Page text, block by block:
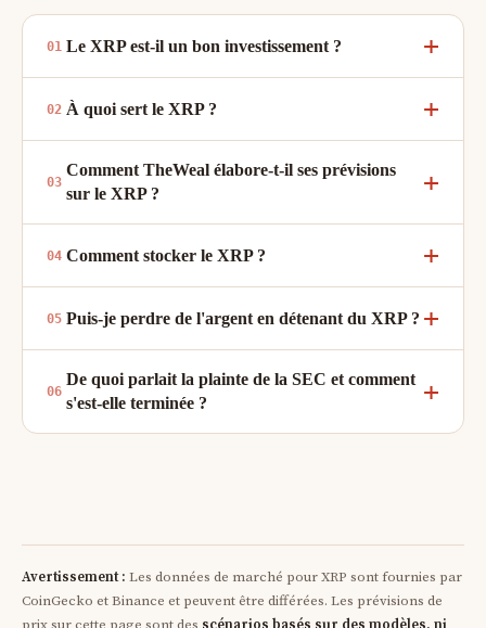
Le XRP est-il un bon investissement ?
À quoi sert le XRP ?
Comment TheWeal élabore-t-il ses prévisions
sur le XRP ?
Comment stocker le XRP ?
Puis-je perdre de l'argent en détenant du XRP ?
De quoi parlait la plainte de la SEC et comment
s'est-elle terminée ?
Avertissement : Les données de marché pour XRP sont fournies par
CoinGecko et Binance et peuvent être différées. Les prévisions de